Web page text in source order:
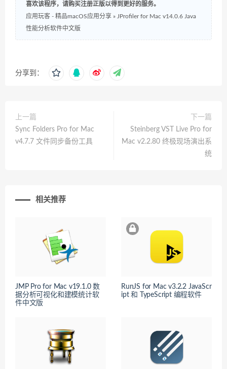
喜欢该程序，请购买注册正版以得到更好的服务。
应用玩客 - 精品macOS应用分享 » JProfiler for Mac v14.0.6 Java
性能分析软件中文版
分享到：
上一篇
Sync Folders Pro for Mac
v4.7.7 文件同步备份工具
下一篇
Steinberg VST Live Pro for
Mac v2.2.80 终极现场演出系
统
相关推荐
JMP Pro for Mac v19.1.0 数
据分析可视化和建模统计软
件中文版
RunJS for Mac v3.2.2 JavaScr
ipt 和 TypeScript 编程软件